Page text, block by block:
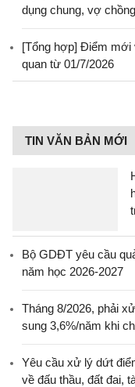
dụng chung, vợ
[Tổng hợp] Điểm mới
quan từ 01/7/2026
TIN VĂN BẢN MỚI
Bộ GDĐT yêu cầu
năm học 2026-2027
Tháng 8/2026, phải
sung 3,6%/năm khi
Yêu cầu xử lý dứt
về đấu thầu, đất đai,